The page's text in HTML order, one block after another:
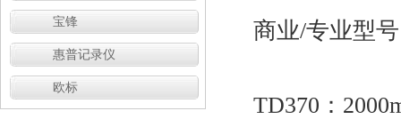
宝锋
惠普记录仪
欧标
商业/专业型号‌
TD370‌：